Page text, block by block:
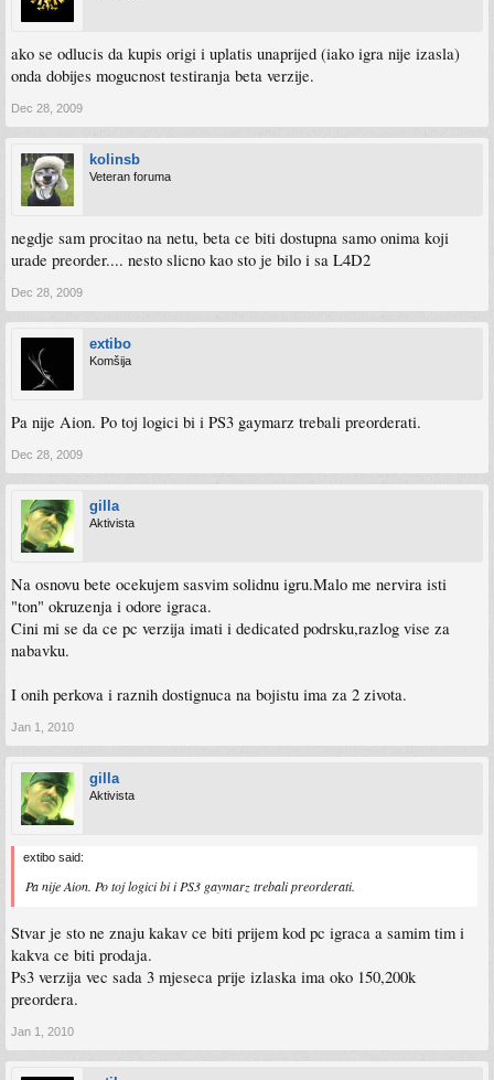
ako se odlucis da kupis origi i uplatis unaprijed (iako igra nije izasla)
onda dobijes mogucnost testiranja beta verzije.
Dec 28, 2009
kolinsb
Veteran foruma
negdje sam procitao na netu, beta ce biti dostupna samo onima koji
urade preorder.... nesto slicno kao sto je bilo i sa L4D2
Dec 28, 2009
extibo
Komšija
Pa nije Aion. Po toj logici bi i PS3 gaymarz trebali preorderati.
Dec 28, 2009
gilla
Aktivista
Na osnovu bete ocekujem sasvim solidnu igru.Malo me nervira isti
"ton" okruzenja i odore igraca.
Cini mi se da ce pc verzija imati i dedicated podrsku,razlog vise za
nabavku.
I onih perkova i raznih dostignuca na bojistu ima za 2 zivota.
Jan 1, 2010
gilla
Aktivista
extibo said:
Pa nije Aion. Po toj logici bi i PS3 gaymarz trebali preorderati.
Stvar je sto ne znaju kakav ce biti prijem kod pc igraca a samim tim i
kakva ce biti prodaja.
Ps3 verzija vec sada 3 mjeseca prije izlaska ima oko 150,200k
preordera.
Jan 1, 2010